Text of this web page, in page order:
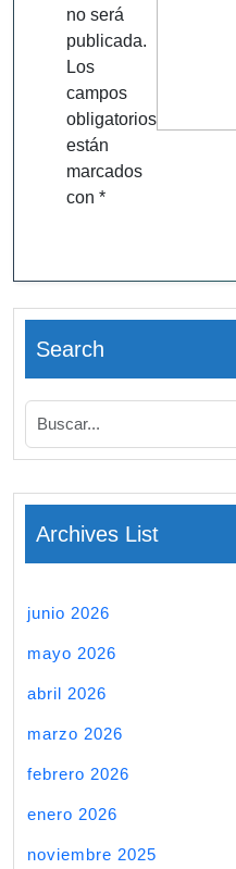
no será
publicada.
Los
campos
obligatorios
están
marcados
con *
Search
Archives List
junio 2026
mayo 2026
abril 2026
marzo 2026
febrero 2026
enero 2026
noviembre 2025